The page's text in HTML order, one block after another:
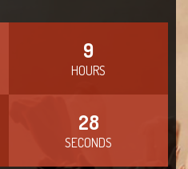
9
HOURS
27
SECONDS